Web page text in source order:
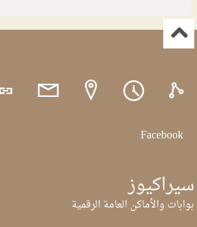
Facebook
سيراكيوز
بوابات والأماكن العامة الرقمية